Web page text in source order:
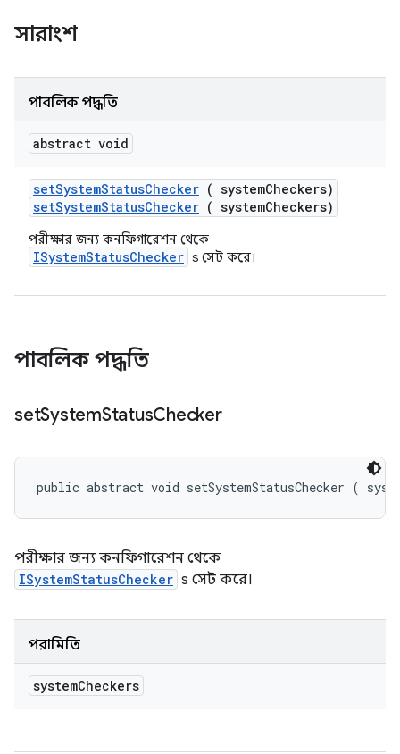
সারাংশ
পাবলিক পদ্ধতি
abstract void
setSystemStatusChecker ( systemCheckers)
setSystemStatusChecker ( systemCheckers)
পরীক্ষার জন্য কনফিগারেশন থেকে
ISystemStatusChecker s সেট করে।
পাবলিক পদ্ধতি
setSystemStatusChecker
public abstract void setSystemStatusChecker (
পরীক্ষার জন্য কনফিগারেশন থেকে
ISystemStatusChecker s সেট করে।
পরামিতি
systemCheckers